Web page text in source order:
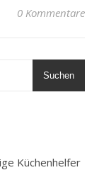
0 Kommentare
Suchen
Küchenhelfer